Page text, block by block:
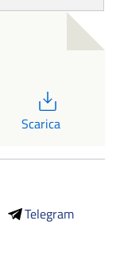
Scarica
Telegram